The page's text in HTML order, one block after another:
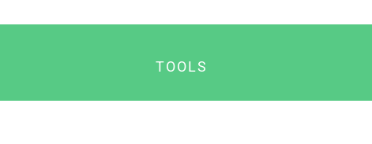
TOOLS